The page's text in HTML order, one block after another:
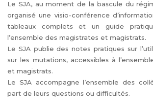
Le SJA, au moment de la bascule du
organisé une visio-conférence
tableaux complets et un guide
l’ensemble des magistrates et magistrats.
Le SJA publie des notes pratiques sur
sur les mutations, accessibles à
et magistrats.
Le SJA accompagne l’ensemble des
part de leurs questions ou difficultés.